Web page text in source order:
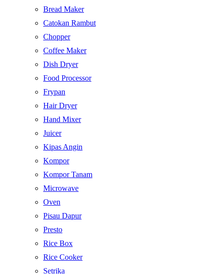
Bread Maker
Catokan Rambut
Chopper
Coffee Maker
Dish Dryer
Food Processor
Frypan
Hair Dryer
Hand Mixer
Juicer
Kipas Angin
Kompor
Kompor Tanam
Microwave
Oven
Pisau Dapur
Presto
Rice Box
Rice Cooker
Setrika